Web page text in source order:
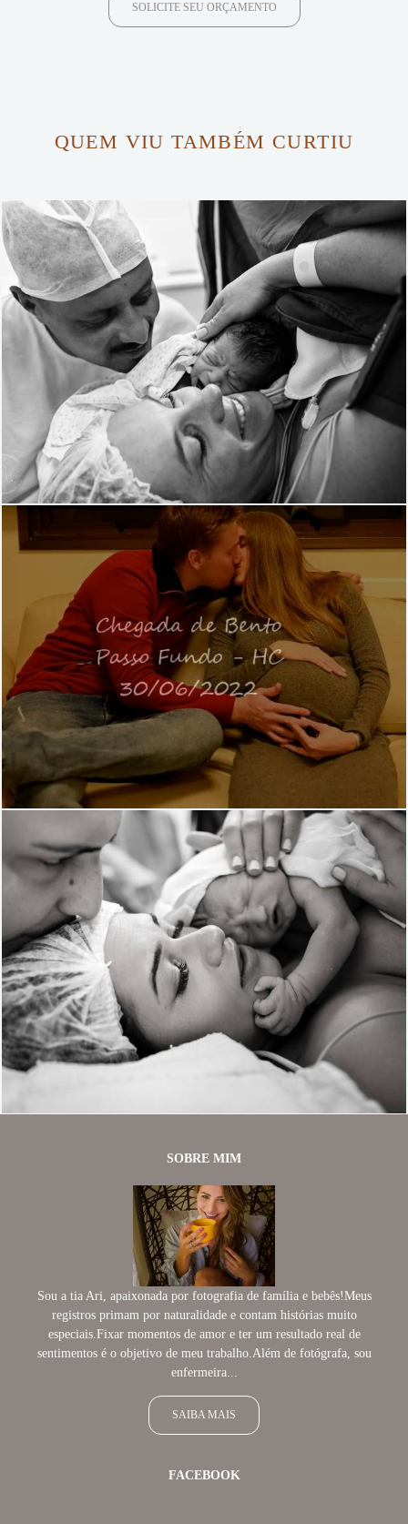
SOLICITE SEU ORÇAMENTO
QUEM VIU TAMBÉM CURTIU
799 3
906
1
SOBRE MIM
Sou a tia Ari, apaixonada por fotografia de família e bebês!Meus
registros primam por naturalidade e contam histórias muito
especiais.Fixar momentos de amor e ter um resultado real de
sentimentos é o objetivo de meu trabalho.Além de fotógrafa, sou
enfermeira...
SAIBA MAIS
FACEBOOK